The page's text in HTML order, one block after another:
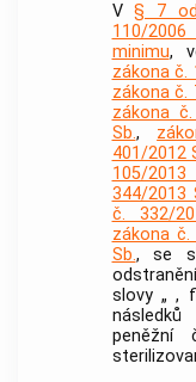
V§ 7
110/
minimu,
zákona č.
zákona č.
zákona
Sb.,
401/2012
105/2013
344/2013
č. 332/
zákona č.
Sb., se
slovy „ ,
peněžní